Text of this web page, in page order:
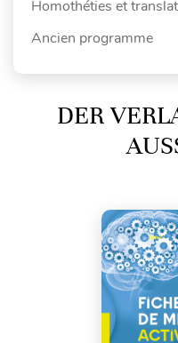
Homothéties et
Ancien programme
DER